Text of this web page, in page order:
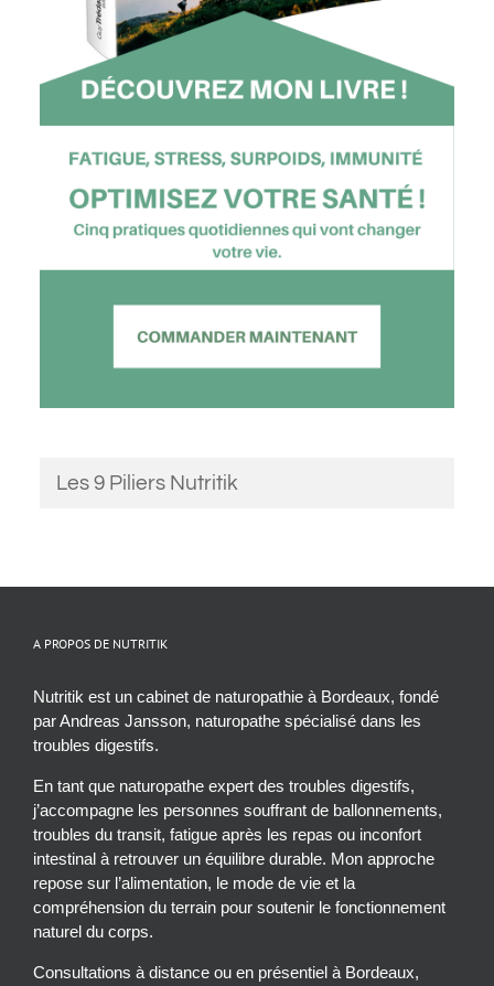
Les 9 Piliers Nutritik
A PROPOS DE NUTRITIK
Nutritik est un cabinet de naturopathie à Bordeaux, fondé
par Andreas Jansson, naturopathe spécialisé dans les
troubles digestifs.
En tant que naturopathe expert des troubles digestifs,
j’accompagne les personnes souffrant de ballonnements,
troubles du transit, fatigue après les repas ou inconfort
intestinal à retrouver un équilibre durable. Mon approche
repose sur l’alimentation, le mode de vie et la
compréhension du terrain pour soutenir le fonctionnement
naturel du corps.
Consultations à distance ou en présentiel à Bordeaux,